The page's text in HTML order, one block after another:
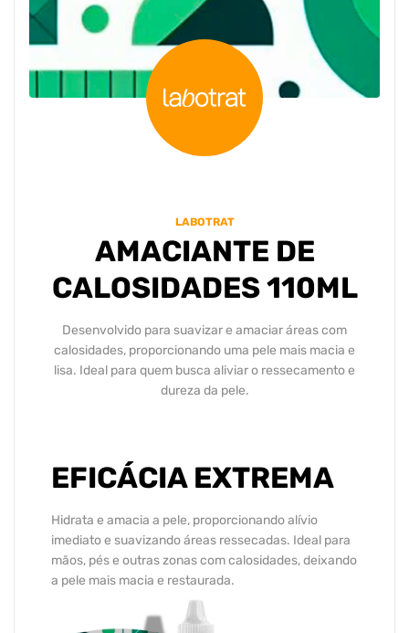
LABOTRAT
AMACIANTE DE
CALOSIDADES 110ML
Desenvolvido para suavizar e amaciar áreas com
calosidades, proporcionando uma pele mais macia e
lisa. Ideal para quem busca aliviar o ressecamento e
dureza da pele.
EFICÁCIA EXTREMA
Hidrata e amacia a pele, proporcionando alívio
imediato e suavizando áreas ressecadas. Ideal para
mãos, pés e outras zonas com calosidades, deixando
a pele mais macia e restaurada.